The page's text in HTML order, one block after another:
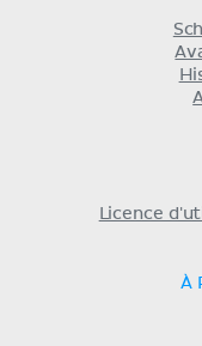
Licence
À